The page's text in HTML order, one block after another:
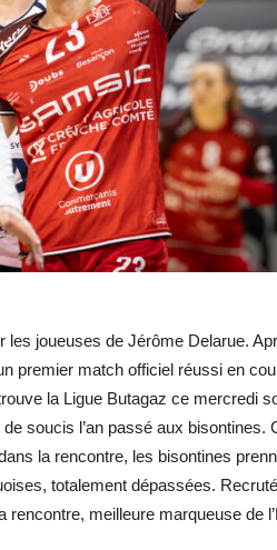
–
Hebdo25
les joueuses de Jérôme Delarue.
premier match officiel réussi en
la Ligue Butagaz ce mercredi
soucis l’an passé aux bisontines.
la rencontre, les bisontines
totalement dépassées.
meilleure marqueuse de